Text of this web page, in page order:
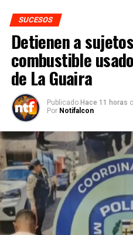
SUCESOS
Detienen a
combustible
de La Guaira
Publicado Hace 11 horas
Por Notifalcon